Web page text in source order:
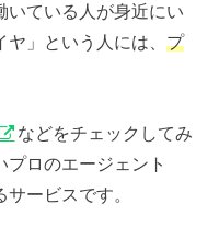
いている人が身近にい
ヤ」という人には、プ
などをチェックしてみ
ロのエージェント
ービスです。